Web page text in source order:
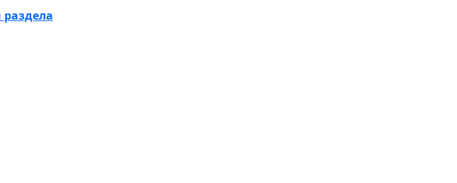
раздела